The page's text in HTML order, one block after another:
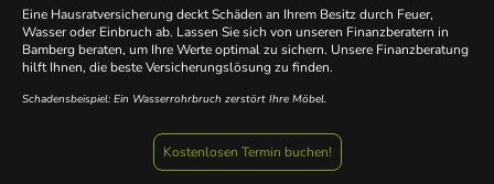
Eine Hausratversicherung deckt Schäden an Ihrem Besitz durch Feuer,
Wasser oder Einbruch ab. Lassen Sie sich von unseren Finanzberatern in
Bamberg beraten, um Ihre Werte optimal zu sichern. Unsere Finanzberatung
hilft Ihnen, die beste Versicherungslösung zu finden.
Schadensbeispiel: Ein Wasserrohrbruch zerstört Ihre Möbel.
Kostenlosen Termin buchen!